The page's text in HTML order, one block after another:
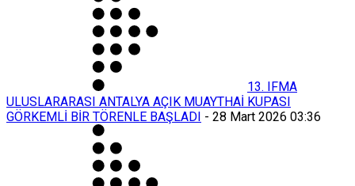
13. IFMA
ULUSLARARASI ANTALYA AÇIK MUAYTHAİ KUPASI
GÖRKEMLİ BİR TÖRENLE BAŞLADI - 28 Mart 2026 03:36